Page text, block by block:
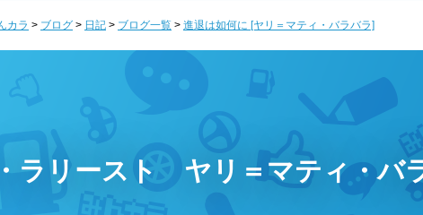
カラ > ブログ > 日記 > ブログ一覧 > 進退は如何に [ヤリ＝マティ・バラバラ]
ラリースト ヤリ＝マティ・バ